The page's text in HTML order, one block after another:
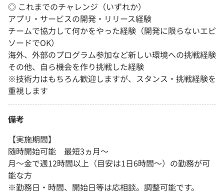
◎ これまでのチャレンジ（いずれか）
アプリ・サービスの開発・リリース経験
チームで協力して何かをやった経験（開発に限らないエピ
ソードでOK）
海外、外部のプログラム参加など新しい環境への挑戦経験
その他、自ら機会を作り挑戦した経験
※技術力はもちろん歓迎しますが、スタンス・挑戦経験を
重視します
備考
【実施期間】
随時開始可能 最短3ヵ月～
月～金で週12時間以上（目安は1日6時間～）の勤務が可
能な方
※勤務日・時間、開始日等は応相談。調整可能です。